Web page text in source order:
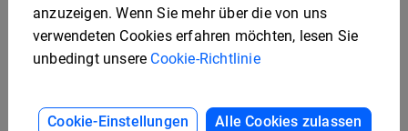
anzuzeigen. Wenn Sie mehr über die von uns
verwendeten Cookies erfahren möchten, lesen Sie
unbedingt unsere Cookie-Richtlinie
Cookie-Einstellungen Alle Cookies zulassen